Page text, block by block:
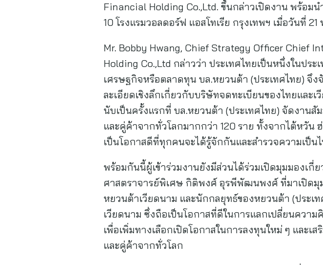
Financial Holding Co.,Ltd. ขึ้นกล่าวเปิดงาน พร้อ
10 โรงแรมวอลดอร์ฟ แอสโทเรีย กรุงเทพฯ เมื่อวันที่
Mr. Bobby Hwang, Chief Strategy Officer Chief
Holding Co.,Ltd กล่าวว่า ประเทศไทยเป็นหนึ่งในปร
เศรษฐกิจหรือตลาดทุน บล.หยวนต้า (ประเทศไทย) จึ
ละเอียดเชิงลึกเกี่ยวกับบริษัทจดทะเบียนของไทยและ
นับเป็นครั้งแรกที่ บล.หยวนต้า (ประเทศไทย) จัดงาน
และคู่ค้าจากทั่วโลกมากกว่า 120 ราย ทั้งจากไต้หวัน
เป็นโอกาสดีที่ทุกคนจะได้รู้จักกันและสำรวจความเป็น
พร้อมกันนี้ผู้เข้าร่วมงานยังมีส่วนได้ร่วมเปิดมุมมองเ
ศาสตราจารย์พิเศษ กิติพงศ์ อุรพีพัฒนพงศ์ ที่มาเปิดมุ
หยวนต้าเวียดนาม และนักกลยุทธ์ของหยวนต้า (ประเ
เวียดนาม ซึ่งถือเป็นโอกาสที่ดีในการแลกเปลี่ยนควา
เพื่อเพิ่มทางเลือกเปิดโอกาสในการลงทุนใหม่ ๆ และ
และคู่ค้าจากทั่วโลก